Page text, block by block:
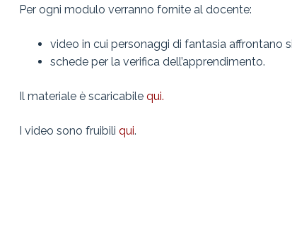
Per ogni modulo verranno fornite al docente:
video in cui personaggi di fantasia affrontano
schede per la verifica dell’apprendimento.
Il materiale è scaricabile qui.
I video sono fruibili qui.